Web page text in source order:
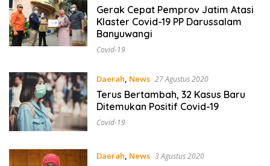
Gerak Cepat Pemprov Jatim Atasi
Klaster Covid-19 PP Darussalam
Banyuwangi
Covid-19
Daerah, News 27 Agustus 2020
Terus Bertambah, 32 Kasus Baru
Ditemukan Positif Covid-19
Covid-19
Daerah, News 3 Agustus 2020